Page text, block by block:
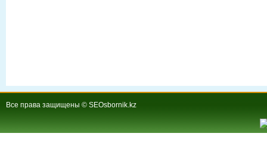
Все права защищены © SEOsbornik.kz